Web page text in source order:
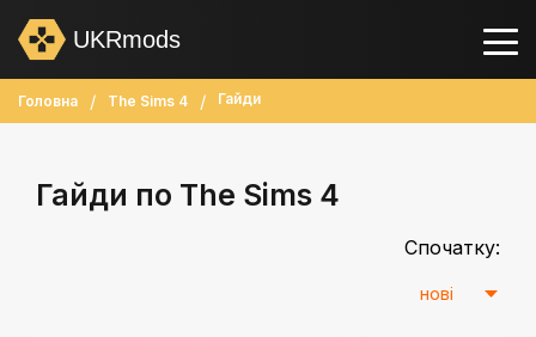
UKRmods
Головна The Sims 4 Гайди
Гайди по The Sims 4
Спочатку: